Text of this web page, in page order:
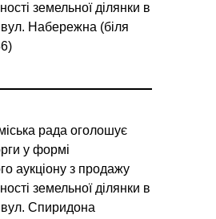
земельної ділянки в
Набережна (біля
рада оголошує
у формі
аукціону з продажу
земельної ділянки в
Спиридона